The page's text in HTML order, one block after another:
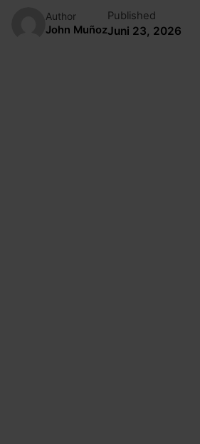
Author
John Muñoz
Published
Juni 23, 2026